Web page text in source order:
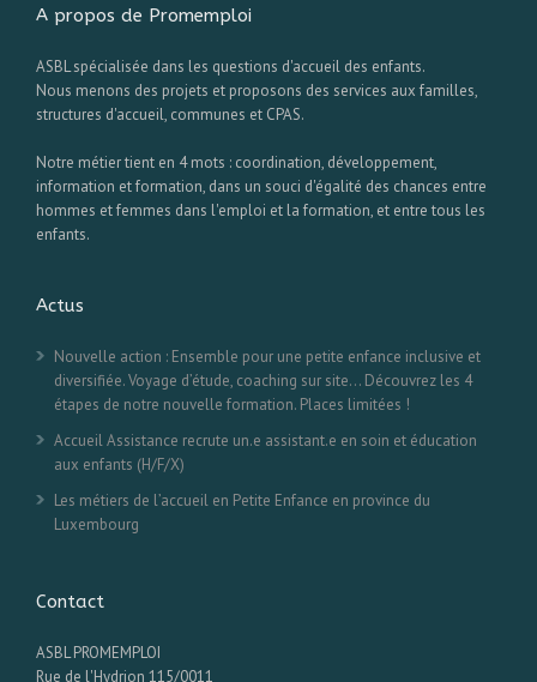
A propos de Promemploi
ASBL spécialisée dans les questions d'accueil des enfants.
Nous menons des projets et proposons des services aux familles,
structures d'accueil, communes et CPAS.
Notre métier tient en 4 mots : coordination, développement,
information et formation, dans un souci d'égalité des chances entre
hommes et femmes dans l'emploi et la formation, et entre tous les
enfants.
Actus
Nouvelle action : Ensemble pour une petite enfance inclusive et
diversifiée. Voyage d’étude, coaching sur site… Découvrez les 4
étapes de notre nouvelle formation. Places limitées !
Accueil Assistance recrute un.e assistant.e en soin et éducation
aux enfants (H/F/X)
Les métiers de l’accueil en Petite Enfance en province du
Luxembourg
Contact
ASBL PROMEMPLOI
Rue de l'Hydrion 115/0011